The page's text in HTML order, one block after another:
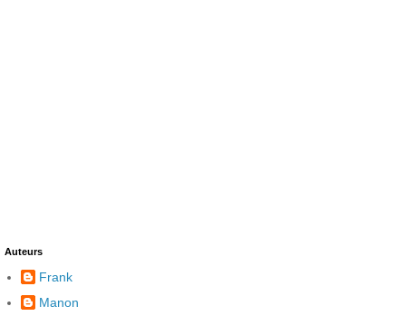
Auteurs
Frank
Manon